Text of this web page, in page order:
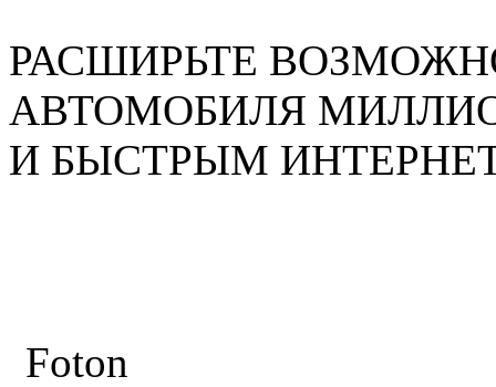
РАСШИРЬТЕ
АВТОМОБИЛЯ
И БЫСТРЫМ
Foton